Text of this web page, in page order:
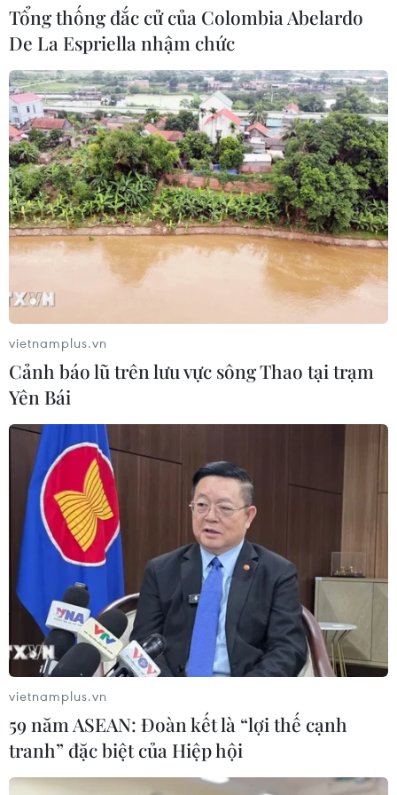
Bất chấp nắng nóng kỷ lục, du khách
châu Á vẫn đổ sang châu Âu
05/08/2026 23:27
Đâm dao ở trung tâm London, một
nữ nghi phạm bị bắt giữ
05/08/2026 15:07
CƠ QUAN CHỦ QUẢN: THÔNG TẤN XÃ VIỆT NAM
Tổng Biên tập: TRẦN TIẾN DUẨN
Phó Tổng Biên tập: NGUYỄN THỊ TÁM, KHÚC THANH
THỦY
Sở hữu trí tuệ
Quy định sử dụng
RSS
Hỗ trợ
Ngôn ngữ
TTXVN
Dịch vụ tin
Quảng cáo
Liên hệ
Tổng thống đắc cử của Colombia Abelardo
De La Espriella nhậm chức
vietnamplus.vn
Cảnh báo lũ trên lưu vực sông Thao tại trạm
Yên Bái
vietnamplus.vn
59 năm ASEAN: Đoàn kết là “lợi thế cạnh
tranh” đặc biệt của Hiệp hội